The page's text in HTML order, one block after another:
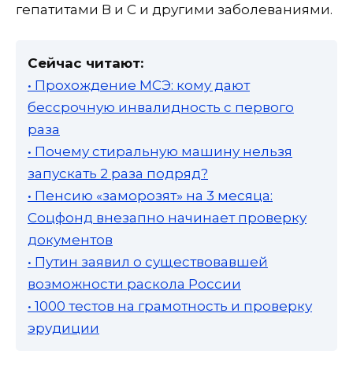
гепатитами В и С и другими заболеваниями.
Сейчас читают:
• Прохождение МСЭ: кому дают
бессрочную инвалидность с первого
раза
• Почему стиральную машину нельзя
запускать 2 раза подряд?
• Пенсию «заморозят» на 3 месяца:
Соцфонд внезапно начинает проверку
документов
• Путин заявил о существовавшей
возможности раскола России
• 1000 тестов на грамотность и проверку
эрудиции